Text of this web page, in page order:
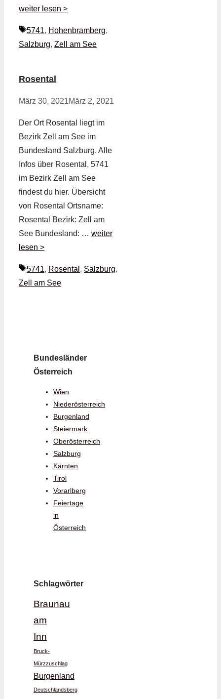
weiter lesen >
Schlagwörter
5741, Hohenbramberg,
Salzburg, Zell am See
Rosental
März 30, 2021März 2, 2021
Der Ort Rosental liegt im
Bezirk Zell am See im
Bundesland Salzburg. Alle
Infos über Rosental, 5741
im Bezirk Zell am See
findest du hier. Übersicht
von Rosental Ortsname:
Rosental Bezirk: Zell am
See Bundesland: … weiter
lesen >
Schlagwörter
5741, Rosental , Salzburg,
Zell am See
Bundesländer
Österreich
Wien
Niederösterreich
Burgenland
Steiermark
Oberösterreich
Salzburg
Kärnten
Tirol
Vorarlberg
Feiertage
in
Österreich
Schlagwörter
Braunau
am
Inn
Bruck-
Mürzzuschlag
Burgenland
Deutschlandsberg